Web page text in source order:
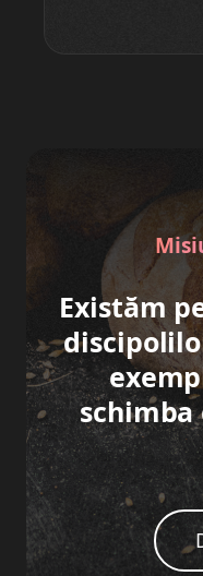
Existăm